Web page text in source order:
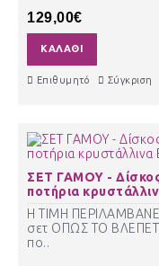
129,00€
ΚΑΛΆΘΙ
Επιθυμητό Σύγκριση
ΣΕΤ ΓΑΜΟΥ -
ποτήρια
Η ΤΙΜΗ
σετ ΟΠΩΣ ΤΟ
πο..